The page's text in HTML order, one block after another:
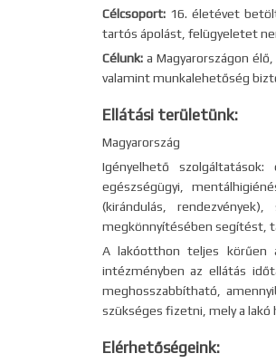
Célcsoport:16. életévet
tartós ápolást, felügyeletet
Célunk:a Magyarországon
valamint munkalehetőség
Ellátási területünk:
Magyarország
Igényelhető
egészségügyi,
(kirándulás,
megkönnyítésében segítést,
A lakóotthon teljes körűen
intézményben az ellátás
meghosszabbítható,
szükséges fizetni, mely a lakó
Elérhetőségeink: